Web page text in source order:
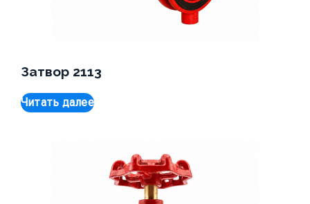
Затвор 2113
Читать далее